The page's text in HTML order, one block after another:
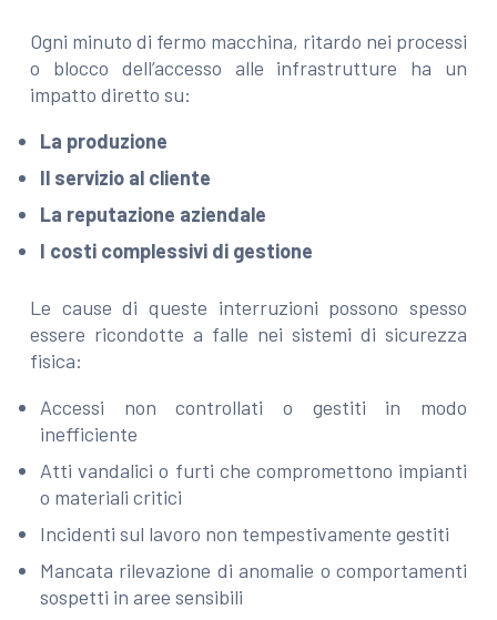
Ogni minuto di fermo macchina, ritardo nei processi
o blocco dell’accesso alle infrastrutture ha un
impatto diretto su:
La produzione
Il servizio al cliente
La reputazione aziendale
I costi complessivi di gestione
Le cause di queste interruzioni possono spesso
essere ricondotte a falle nei sistemi di sicurezza
fisica:
Accessi non controllati o gestiti in modo
inefficiente
Atti vandalici o furti che compromettono impianti
o materiali critici
Incidenti sul lavoro non tempestivamente gestiti
Mancata rilevazione di anomalie o comportamenti
sospetti in aree sensibili